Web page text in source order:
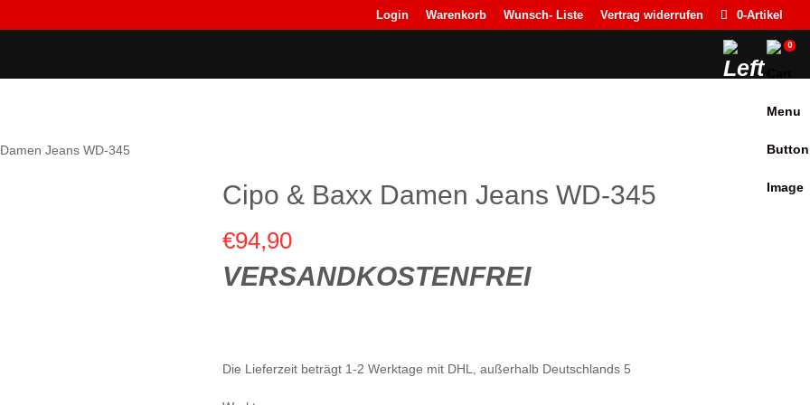
Login Warenkorb Wunsch- Liste Vertrag widerrufen 0-Artikel
Jeans WD-345
Cipo & Baxx Damen Jeans WD-345
€94,90
VERSANDKOSTENFREI
Die Lieferzeit beträgt 1-2 Werktage mit DHL, außerhalb Deutschlands 5
0
Back
T-Shirts
Back
T-Shirts